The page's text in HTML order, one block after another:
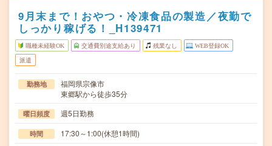
9月末まで！おやつ・冷凍食品の製造／夜勤で
しっかり稼げる！_H139471
職種未経験OK 交通費別途支給あり 残業なし WEB登録OK
派遣
勤務地
福岡県宗像市
東郷駅から徒歩35分
曜日頻度 週5日勤務
時間 17:30～1:00(休憩1時間)